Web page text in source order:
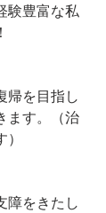
験豊富な私
帰を目指し
ます。（治
障をきたし